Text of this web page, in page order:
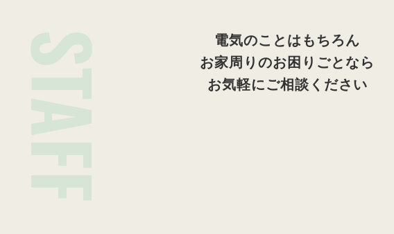
STAFF
電気のことはもちろん
お家周りのお困りごとなら
お気軽にご相談ください